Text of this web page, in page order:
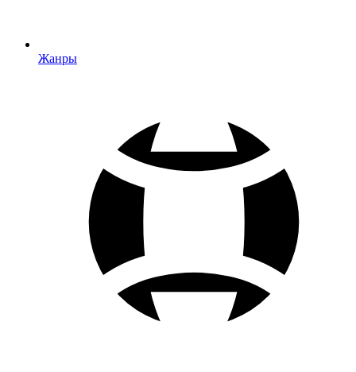
Жанры